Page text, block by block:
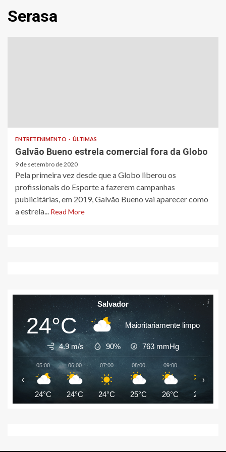
Serasa
ENTRETENIMENTO ÚLTIMAS
Galvão Bueno estrela comercial fora da Globo
9 de setembro de 2020
Pela primeira vez desde que a Globo liberou os
profissionais do Esporte a fazerem campanhas
publicitárias, em 2019, Galvão Bueno vai aparecer como
a estrela...
Read More
Salvador
24°C Maioritariamente limpo
4.9 m/s 90% 763 mmHg
05:00
24°C
06:00
24°C
07:00
24°C
08:00
25°C
09:00
26°C 27°C
‹ ›